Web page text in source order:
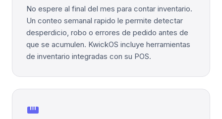
No espere al final del mes para contar inventario.
Un conteo semanal rapido le permite detectar
desperdicio, robo o errores de pedido antes de
que se acumulen. KwickOS incluye herramientas
de inventario integradas con su POS.
straighten